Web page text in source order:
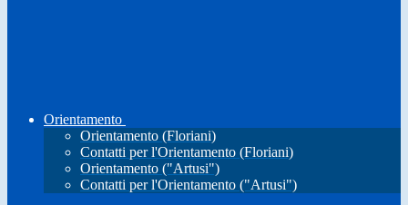
Orientamento
Orientamento (Floriani)
Contatti per l'Orientamento (Floriani)
Orientamento ("Artusi")
Contatti per l'Orientamento ("Artusi")